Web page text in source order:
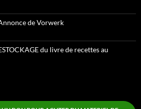
de Vorwerk
du livre de recettes au